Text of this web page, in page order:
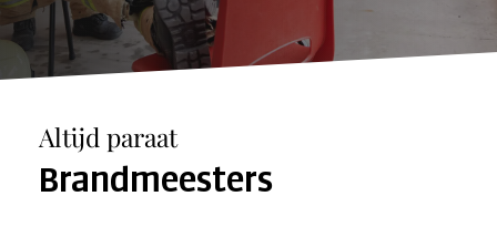
Altijd paraat
Brandmeesters